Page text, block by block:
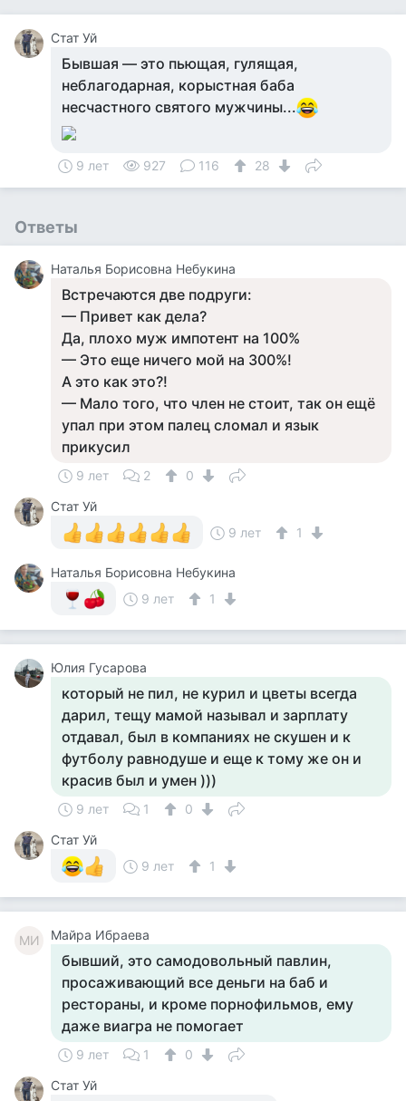
Стат Уй
Бывшая — это пьющая, гулящая,
неблагодарная, корыстная баба
несчастного святого мужчины...
9 лет 927 116 28
Ответы
Наталья Борисовна Небукина
Встречаются две подруги:
— Привет как дела?
Да, плохо муж импотент на 100%
— Это еще ничего мой на 300%!
А это как это?!
— Мало того, что член не стоит, так он ещё
упал при этом палец сломал и язык
прикусил
9 лет 2
0
Стат Уй
9 лет
1
Наталья Борисовна Небукина
9 лет
1
Юлия Гусарова
который не пил, не курил и цветы всегда
дарил, тещу мамой называл и зарплату
отдавал, был в компаниях не скушен и к
футболу равнодуше и еще к тому же он и
красив был и умен )))
9 лет 1
0
Стат Уй
9 лет
1
МИ Майра Ибраева
бывший, это самодовольный павлин,
просаживающий все деньги на баб и
рестораны, и кроме порнофильмов, ему
даже виагра не помогает
9 лет 1
0
Стат Уй